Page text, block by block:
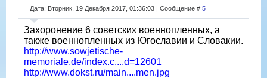
Дата: Вторник, 19 Декабря 2017, 01:36:03 | Сообщение # 5
Захоронение 6 советских военнопленных, а
также военнопленных из Югославии и Словакии.
http://www.sowjetische-
memoriale.de/index.c....d=12601
http://www.dokst.ru/main....men.jpg